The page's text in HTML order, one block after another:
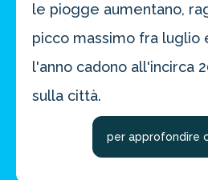
le piogge aumentano,
picco massimo fra luglio
l'anno cadono all'incirca
sulla città.
per approfondire